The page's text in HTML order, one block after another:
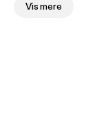
much more.
Vis mere